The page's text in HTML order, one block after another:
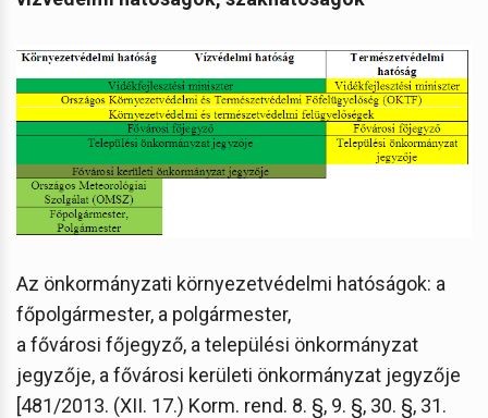
Az önkormányzati környezetvédelmi hatóságok: a
főpolgármester, a polgármester,
a fővárosi főjegyző, a települési önkormányzat
jegyzője, a fővárosi kerületi önkormányzat jegyzője
[481/2013. (XII. 17.) Korm. rend. 8. §, 9. §, 30. §, 31.